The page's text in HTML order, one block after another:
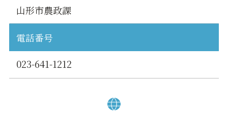
山形市農政課
電話番号
023-641-1212